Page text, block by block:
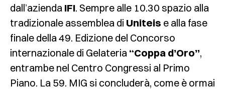
dall’azienda IFI. Sempre alle 10.30 spazio alla
tradizionale assemblea di Uniteis e alla fase
finale della 49. Edizione del Concorso
internazionale di Gelateria “Coppa d’Oro”,
entrambe nel Centro Congressi al Primo
Piano. La 59. MIG si concluderà, come è ormai